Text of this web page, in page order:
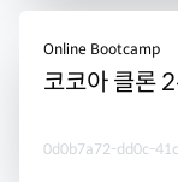
Online Bootcamp
코코아 클론
0d0b7a72-dd0c-